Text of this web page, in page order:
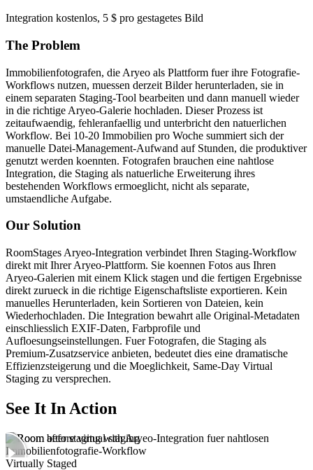
Integration kostenlos, 5 $ pro gestagetes Bild
The Problem
Immobilienfotografen, die Aryeo als Plattform fuer ihre Fotografie-
Workflows nutzen, muessen derzeit Bilder herunterladen, sie in
einem separaten Staging-Tool bearbeiten und dann manuell wieder
in die richtige Aryeo-Galerie hochladen. Dieser Prozess ist
zeitaufwaendig, fehleranfaellig und unterbricht den natuerlichen
Workflow. Bei 10-20 Immobilien pro Woche summiert sich der
manuelle Datei-Management-Aufwand auf Stunden, die produktiver
genutzt werden koennten. Fotografen brauchen eine nahtlose
Integration, die Staging als natuerliche Erweiterung ihres
bestehenden Workflows ermoeglicht, nicht als separate,
umstaendliche Aufgabe.
Our Solution
RoomStages Aryeo-Integration verbindet Ihren Staging-Workflow
direkt mit Ihrer Aryeo-Plattform. Sie koennen Fotos aus Ihren
Aryeo-Galerien mit einem Klick stagen und die fertigen Ergebnisse
direkt zurueck in die richtige Eigenschaftsliste exportieren. Kein
manuelles Herunterladen, kein Sortieren von Dateien, kein
Wiederhochladen. Die Integration bewahrt alle Original-Metadaten
einschliesslich EXIF-Daten, Farbprofile und
Aufloesungseinstellungen. Fuer Fotografen, die Staging als
Premium-Zusatzservice anbieten, bedeutet dies eine dramatische
Effizienzsteigerung und die Moeglichkeit, Same-Day Virtual
Staging zu versprechen.
See It In Action
Virtually Staged